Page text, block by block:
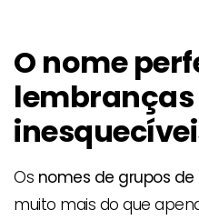
O nome
lembranças
Os nomes de grupos
muito mais do que